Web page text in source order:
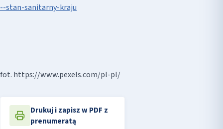
--stan-sanitarny-kraju
fot. https://www.pexels.com/pl-pl/
Drukuj i zapisz w PDF z
prenumeratą